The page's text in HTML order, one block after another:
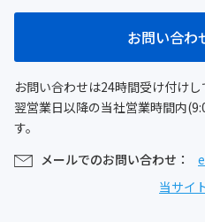
お問い合わ
お問い合わせは24時間受け付けし
翌営業日以降の当社営業時間内
す。
メールでのお問い合わせ：
当サイ